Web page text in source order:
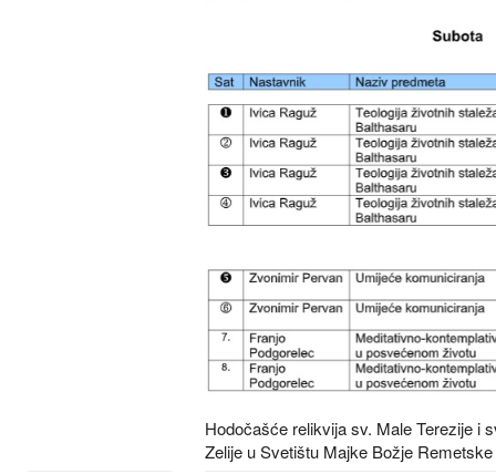
Hodočašće relikvija sv. Male Terezije i
Zelije u Svetištu Majke Božje Remetske